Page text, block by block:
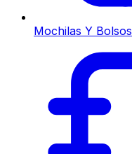
Mochilas Y Bolsos